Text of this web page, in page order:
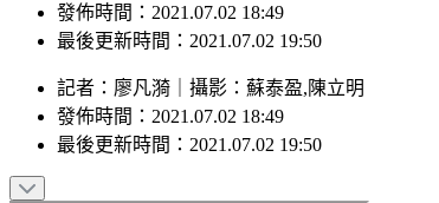
發佈時間：2021.07.02 18:49
最後更新時間：2021.07.02 19:50
記者 ： 廖凡漪 攝影 ： 蘇泰盈,陳立明
發佈時間： 2021.07.02 18:49
最後更新時間： 2021.07.02 19:50